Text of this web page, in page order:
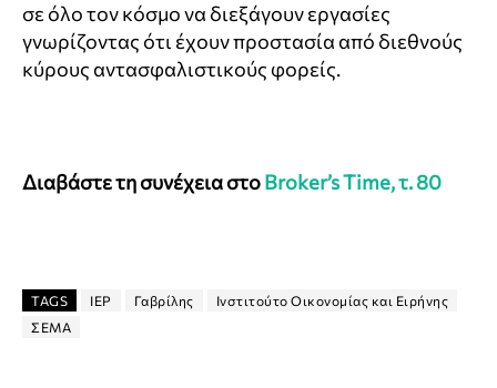
σε όλο τον κόσμο να διεξάγουν εργασίες
γνωρίζοντας ότι έχουν προστασία από διεθνούς
κύρους αντασφαλιστικούς φορείς.
Διαβάστε τη συνέχεια στοBroker’s Time, τ. 80
TAGS IEP Γαβρίλης
Ινστιτούτο Οικονομίας και Ειρήνης
ΣΕΜΑ